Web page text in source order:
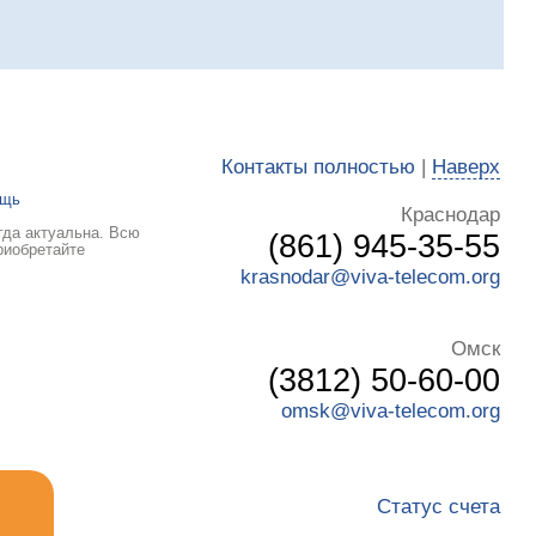
актуальна. Всю
Контакты полностью Наверх
Краснодар
(861) 945-35-55
krasnodar@viva-telecom.org
Омск
(3812) 50-60-00
omsk@viva-telecom.org
Статус счета